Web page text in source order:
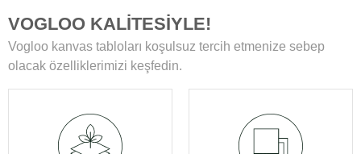
ahşap şase sayesinde uzun yıllar boyunca ilk günkü formunu korur.
Yüksek Çözünürlüklü Baskılarımız
Modern teknolojiye sahip özel makineler kullanılarak üretilir. Bu
baskı sonrası uyguladığımız özel yüzey koruyucu ile tablolar,
canlılıklarını her zaman korur ve duvarlarınızı güzelleştirir.
VOGLOO KALİTESİYLE!
Vogloo kanvas tabloları koşulsuz tercih etmenize sebep
olacak özelliklerimizi keşfedin.